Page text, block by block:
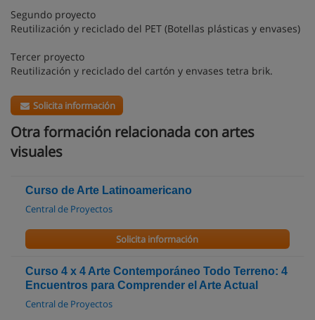
Segundo proyecto
Reutilización y reciclado del PET (Botellas plásticas y envases)
Tercer proyecto
Reutilización y reciclado del cartón y envases tetra brik.
Solicita información
Otra formación relacionada con artes
visuales
Curso de Arte Latinoamericano
Central de Proyectos
Solicita información
Curso 4 x 4 Arte Contemporáneo Todo Terreno: 4
Encuentros para Comprender el Arte Actual
Central de Proyectos